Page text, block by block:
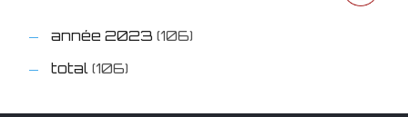
année 2023 (106)
total (106)